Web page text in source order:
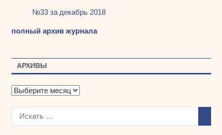
№33 за декабрь 2018
полный архив журнала
АРХИВЫ
А
х